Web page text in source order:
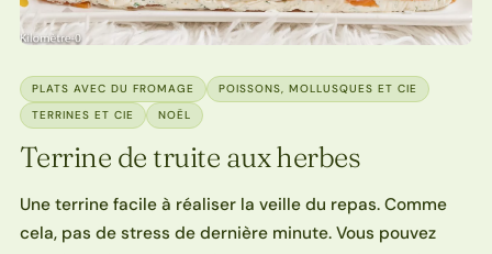
PLATS AVEC DU FROMAGE
POISSONS, MOLLUSQUES ET CIE
TERRINES ET CIE
NOËL
Terrine de truite aux herbes
Une terrine facile à réaliser la veille du repas. Comme
cela, pas de stress de dernière minute. Vous pouvez